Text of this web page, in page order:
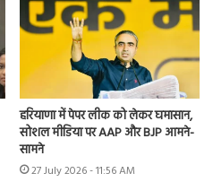
हरियाणा में पेपर लीक को लेकर घमासान,
सोशल मीडिया पर AAP और BJP आमने-
सामने
27 July 2026 - 11:56 AM